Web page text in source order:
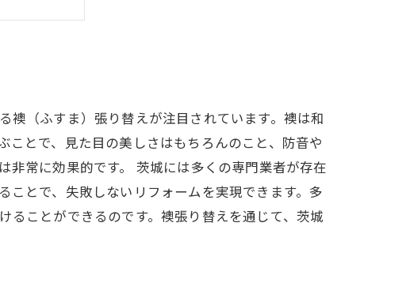
特徴
タイル
（ふすま）張り替えが注目されています。襖は和
とで、見た目の美しさはもちろんのこと、防音や
常に効果的です。 茨城には多くの専門業者が存在
ことで、失敗しないリフォームを実現できます。多
ことができるのです。襖張り替えを通じて、茨城